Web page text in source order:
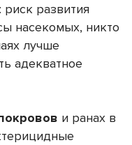
риск развития
насекомых, никто
лучше
адекватное
и ранах в